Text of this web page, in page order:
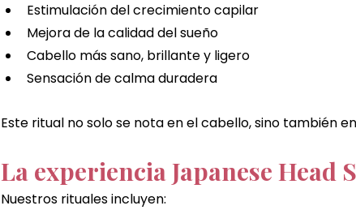
Estimulación del crecimiento capilar
Mejora de la calidad del sueño
Cabello más sano, brillante y ligero
Sensación de calma duradera
Este ritual no solo se nota en el cabello, sino también
La experiencia Japanese Head
Nuestros rituales incluyen: